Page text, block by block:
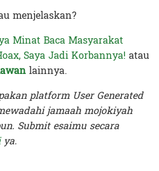
menjelaskan?
Minat Baca Masyarakat
Saya Jadi Korbannya! atau
lainnya.
platform User Generated
jamaah mojokiyah
Submit esaimu secara
ya.